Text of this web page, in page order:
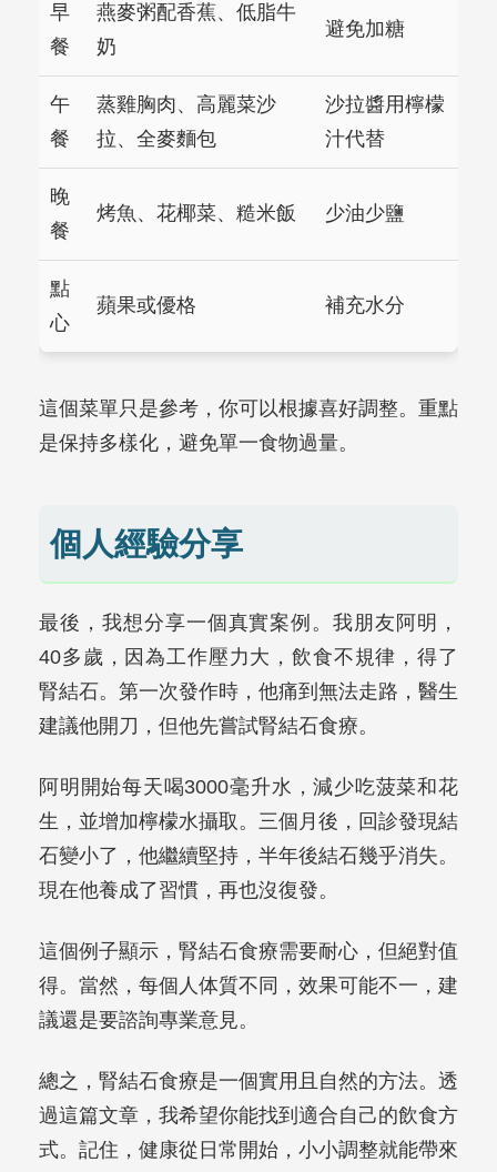
早
餐
燕麥粥配香蕉、低脂牛
奶
避免加糖
午
餐
蒸雞胸肉、高麗菜沙
拉、全麥麵包
沙拉醬用檸檬
汁代替
晚
餐
烤魚、花椰菜、糙米飯 少油少鹽
點
心
蘋果或優格 補充水分
這個菜單只是參考，你可以根據喜好調整。重點
是保持多樣化，避免單一食物過量。
個人經驗分享
最後，我想分享一個真實案例。我朋友阿明，
40多歲，因為工作壓力大，飲食不規律，得了
腎結石。第一次發作時，他痛到無法走路，醫生
建議他開刀，但他先嘗試腎結石食療。
阿明開始每天喝3000毫升水，減少吃菠菜和花
生，並增加檸檬水攝取。三個月後，回診發現結
石變小了，他繼續堅持，半年後結石幾乎消失。
現在他養成了習慣，再也沒復發。
這個例子顯示，腎結石食療需要耐心，但絕對值
得。當然，每個人体質不同，效果可能不一，建
議還是要諮詢專業意見。
總之，腎結石食療是一個實用且自然的方法。透
過這篇文章，我希望你能找到適合自己的飲食方
式。記住，健康從日常開始，小小調整就能帶來